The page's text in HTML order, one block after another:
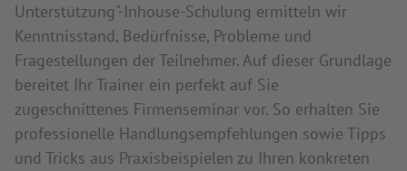
Unterstützung"-Inhouse-Schulung ermitteln wir
Kenntnisstand, Bedürfnisse, Probleme und
Fragestellungen der Teilnehmer. Auf dieser Grundlage
bereitet Ihr Trainer ein perfekt auf Sie
zugeschnittenes Firmenseminar vor. So erhalten Sie
professionelle Handlungsempfehlungen sowie Tipps
und Tricks aus Praxisbeispielen zu Ihren konkreten